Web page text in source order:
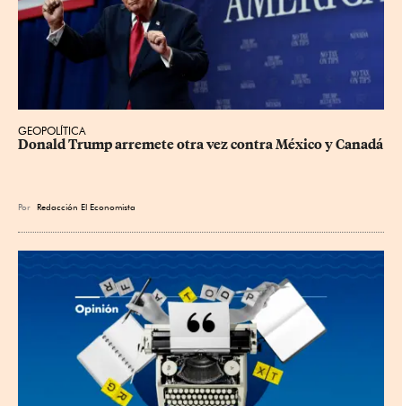
GEOPOLÍTICA
Donald Trump arremete otra vez contra México y Canadá
Por Redacción El Economista